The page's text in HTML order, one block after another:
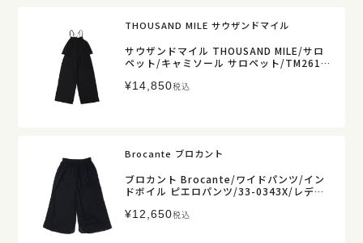
THOUSAND MILE サウザンドマイル
サウザンドマイル THOUSAND MILE/サロ
ペット/キャミソール サロペット/TM261H
¥14,850税込
Brocante ブロカント
ブロカント Brocante/ワイドパンツ/イン
ドボイル ピエロパンツ/33-0343X/レディ
¥12,650税込